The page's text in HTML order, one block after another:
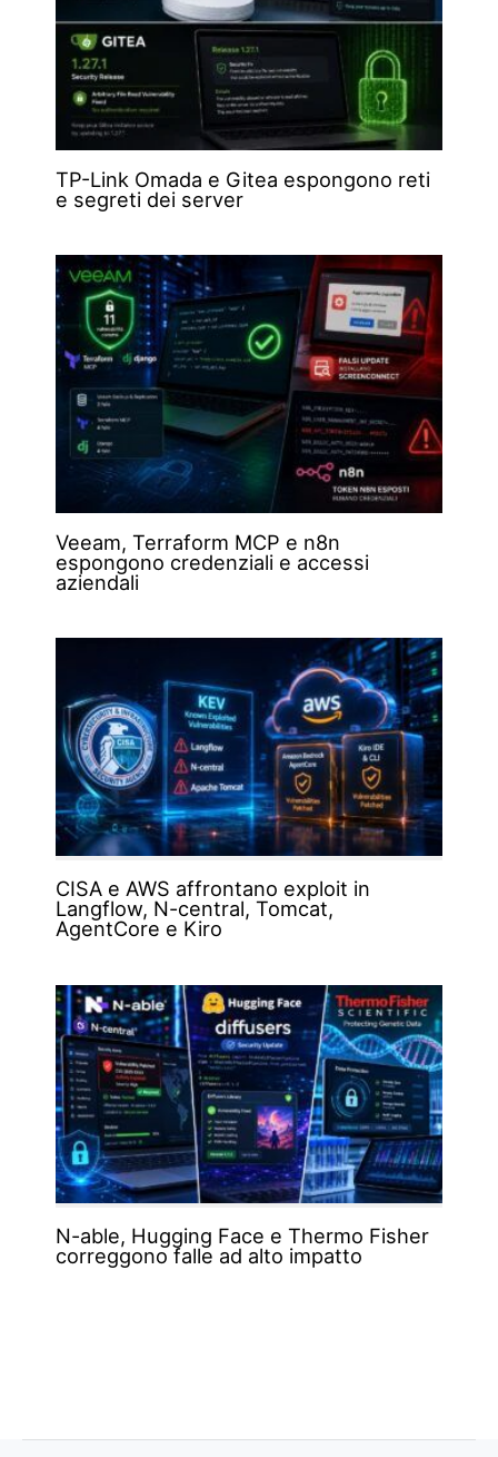
TP-Link Omada e Gitea espongono reti
e segreti dei server
Veeam, Terraform MCP e n8n
espongono credenziali e accessi
aziendali
CISA e AWS affrontano exploit in
Langflow, N-central, Tomcat,
AgentCore e Kiro
N-able, Hugging Face e Thermo Fisher
correggono falle ad alto impatto